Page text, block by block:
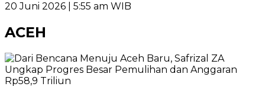
20 Juni 2026 | 5:55 am WIB
ACEH